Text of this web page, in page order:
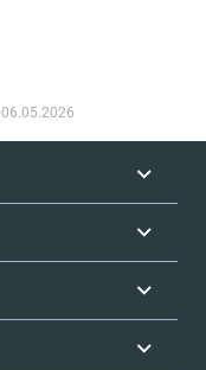
на
сказали
самолет на
мы покупаем
ли я
06.05.2026